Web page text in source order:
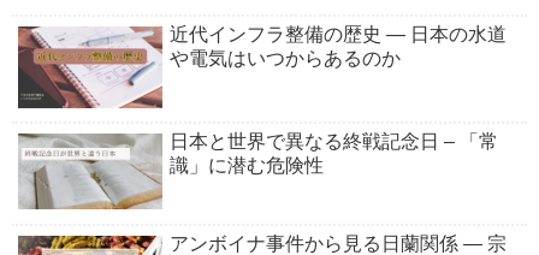
近代インフラ整備の歴史 ― 日本の水道
や電気はいつからあるのか
日本と世界で異なる終戦記念日 – 「常
識」に潜む危険性
アンボイナ事件から見る日蘭関係 ― 宗